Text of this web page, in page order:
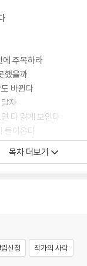
에 주목하라
했을까
바뀐다
자
다 맑게 보인다
들어온다
않는다
시 쓰는 것이다
그림을 그리는 것
오더라
목차 더보기
신청 작가의 사락